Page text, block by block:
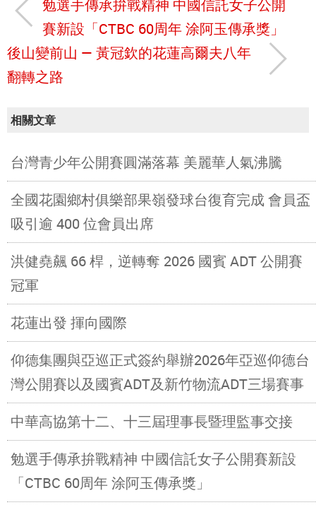
勉選手傳承拚戰精神 中國信託女子公開
賽新設「CTBC 60周年 涂阿玉傳承獎」
後山變前山 — 黃冠欽的花蓮高爾夫八年
翻轉之路
相關文章
台灣青少年公開賽圓滿落幕 美麗華人氣沸騰
全國花園鄉村俱樂部果嶺發球台復育完成 會員盃
吸引逾 400 位會員出席
洪健堯飆 66 桿，逆轉奪 2026 國賓 ADT 公開賽
冠軍
花蓮出發 揮向國際
仰德集團與亞巡正式簽約舉辦2026年亞巡仰德台
灣公開賽以及國賓ADT及新竹物流ADT三場賽事
中華高協第十二、十三屆理事長暨理監事交接
勉選手傳承拚戰精神 中國信託女子公開賽新設
「CTBC 60周年 涂阿玉傳承獎」